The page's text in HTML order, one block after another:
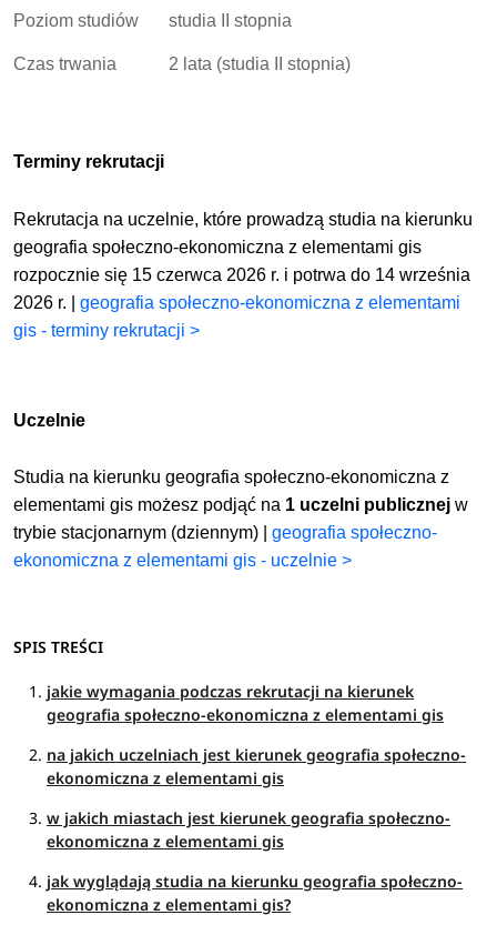
Poziom studiów studia II stopnia
Czas trwania 2 lata (studia II stopnia)
Terminy rekrutacji
Rekrutacja na uczelnie, które prowadzą studia na kierunku
geografia społeczno-ekonomiczna z elementami gis
rozpocznie się 15 czerwca 2026 r. i potrwa do 14 września
2026 r. |geografia społeczno-ekonomiczna z elementami
gis - terminy rekrutacji >
Uczelnie
Studia na kierunku geografia społeczno-ekonomiczna z
elementami gis możesz podjąć na 1 uczelni publicznej w
trybie stacjonarnym (dziennym) |geografia społeczno-
ekonomiczna z elementami gis - uczelnie >
SPIS TREŚCI
jakie wymagania podczas rekrutacji na kierunek
geografia społeczno-ekonomiczna z elementami gis
na jakich uczelniach jest kierunek geografia społeczno-
ekonomiczna z elementami gis
w jakich miastach jest kierunek geografia społeczno-
ekonomiczna z elementami gis
jak wyglądają studia na kierunku geografia społeczno-
ekonomiczna z elementami gis?